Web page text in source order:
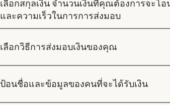
เลือกสกุลเงิน จำนวนเงินที่คุณต้องการจะโอ
และความเร็วในการการส่งมอบ
เลือกวิธีการส่งมอบเงินของคุณ
ป้อนชื่อและข้อมูลของคนที่จะได้รับเงิน